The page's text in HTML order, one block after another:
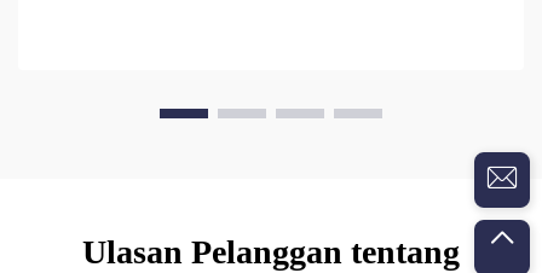
Ulasan Pelanggan tentang